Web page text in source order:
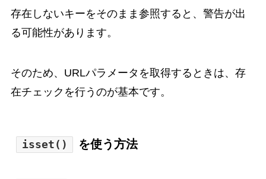
存在しないキーをそのまま参照すると、警告が出
る可能性があります。
そのため、URLパラメータを取得するときは、存
在チェックを行うのが基本です。
isset() を使う方法